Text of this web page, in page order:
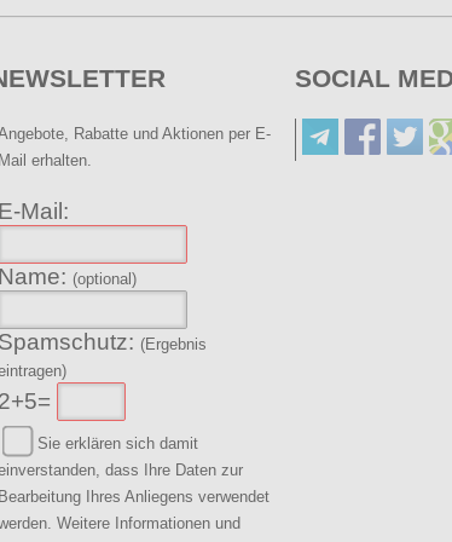
Rabatte und Aktionen per E-
Mail erhalten.
E-Mail:
Name: (optional)
Spamschutz: (Ergebnis
2+5=
Sie erklären sich damit
dass Ihre Daten zur
Bearbeitung Ihres Anliegens verwendet
Weitere Informationen und
SOCIAL